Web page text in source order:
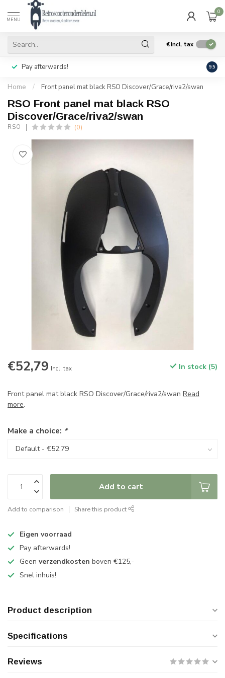
MENU
0
€Incl. tax
Pay afterwards! Geen
9.5
Home / Front panel mat black RSO Discover/Grace/riva2/swan
RSO Front panel mat black RSO
Discover/Grace/riva2/swan
RSO (0)
€52,79 Incl. tax In stock (5)
Front panel mat black RSO Discover/Grace/riva2/swan Read
more.
Make a choice: *
Add to cart
Add to comparison Share this product
Eigen voorraad
Pay afterwards!
Geen verzendkosten boven €125,-
Snel inhuis!
Product description
Specifications
Reviews